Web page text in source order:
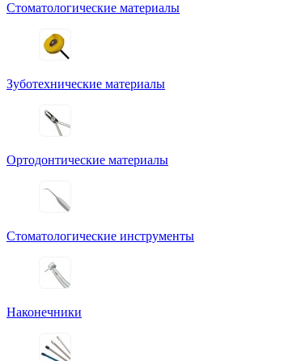
Стоматологические материалы
Зуботехнические материалы
Ортодонтические материалы
Стоматологические инструменты
Наконечники